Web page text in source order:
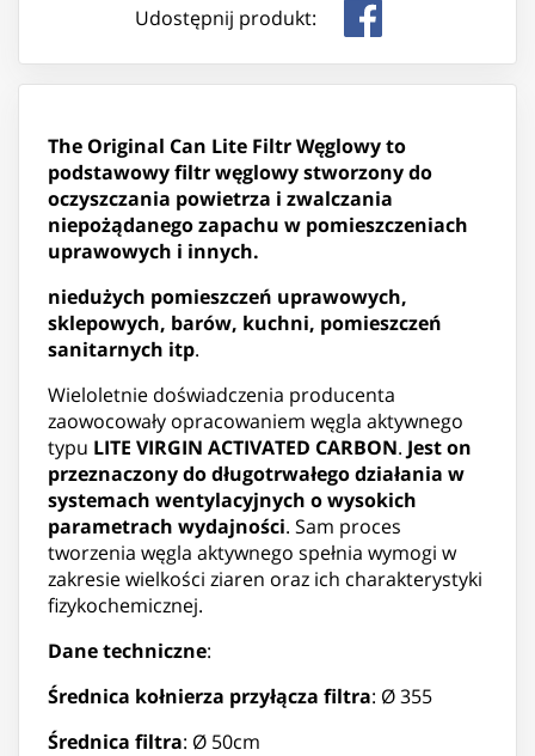
Udostępnij produkt:
The Original Can Lite Filtr Węglowy to
podstawowy filtr węglowy stworzony do
oczyszczania powietrza i zwalczania
niepożądanego zapachu w pomieszczeniach
uprawowych i innych.
niedużych pomieszczeń uprawowych,
sklepowych, barów, kuchni, pomieszczeń
sanitarnych itp.
Wieloletnie doświadczenia producenta
zaowocowały opracowaniem węgla aktywnego
typu LITE VIRGIN ACTIVATED CARBON. Jest on
przeznaczony do długotrwałego działania w
systemach wentylacyjnych o wysokich
parametrach wydajności. Sam proces
tworzenia węgla aktywnego spełnia wymogi w
zakresie wielkości ziaren oraz ich charakterystyki
fizykochemicznej.
Dane techniczne:
Średnica kołnierza przyłącza filtra: Ø 355
Średnica filtra: Ø 50cm